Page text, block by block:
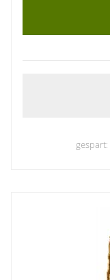
gespart: